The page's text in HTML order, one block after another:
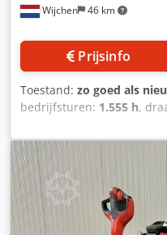
Wijchen 46 km
Prijsinfo
Toestand: zo goed als
bedrijfsturen: 1.555 h,
250 * EX * Pyroban - 3G /
Chodpfszq T Tpex Ad Noa
Capacity:2500 kg
Complete NEW * 24v /
EX * Atex - Pyroban !!!!
Type = 3G ( toegestaan in